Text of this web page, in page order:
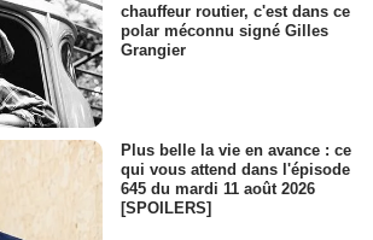
chauffeur routier, c'est dans ce
polar méconnu signé Gilles
Grangier
Plus belle la vie en avance : ce
qui vous attend dans l'épisode
645 du mardi 11 août 2026
[SPOILERS]